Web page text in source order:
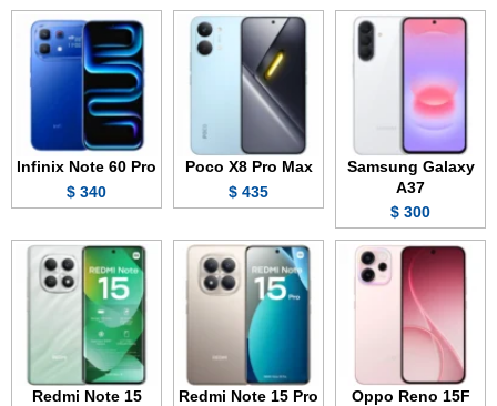
Samsung Galaxy
A37
300 $
Poco X8 Pro Max
435 $
Infinix Note 60 Pro
340 $
Oppo Reno 15F
Redmi Note 15 Pro
Redmi Note 15